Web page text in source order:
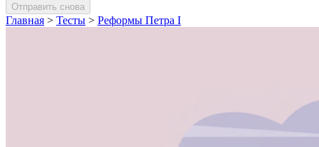
Отправить снова
Главная > Тесты > Реформы Петра I